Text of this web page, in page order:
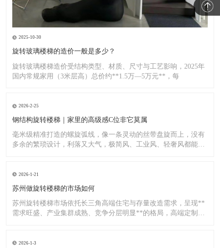
2025-10-30
旋转玻璃楼梯的造价一般是多少？
旋转玻璃楼梯造价受结构类型、材质、尺寸与工艺影响，2025年
国内常规家用（3米层高）总价约**1.5万—5万元**，每
2026-2-25
钢结构旋转楼梯｜家里的高级感C位非它莫属
毫米级精准打造的螺旋弧线，像一条灵动的丝带盘旋而上，没有
多余的繁琐设计，利落又大气，极简风、工业风、轻奢风都能完
2026-1-21
苏州做旋转楼梯的市场如何
苏州旋转楼梯市场依托长三角高端住宅与存量改造需求，呈现**
需求旺盛、产业集群成熟、竞争分层明显**的格局，高端定制与
2026-1-3